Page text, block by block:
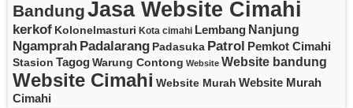
BandungJasa Website Cimahi
kerkof Kolonelmasturi Kota cimahi Lembang Nanjung
Ngamprah Padalarang Padasuka Patrol Pemkot Cimahi
Stasion TagogWarung Contong Website Website bandung
Website Cimahi Website Murah Website Murah
Cimahi